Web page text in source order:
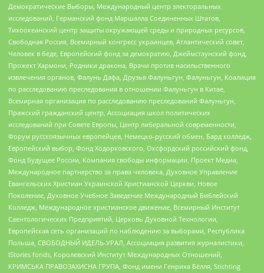
Демократические Выборы, Международный центр электоральных
исследований, Германский фонд Маршалла Соединенных Штатов,
Тихоокеанский центр защиты окружающей среды и природных ресурсов,
Свободная Россия, Всемирный конгресс украинцев, Атлантический совет,
Человек в беде, Европейский фонд за демократию, Джеймстаунский фонд,
Прожект Хармони, Родники дракона, Врачи против насильственного
извлечения органов, Фалунь Дафа, Друзья Фалуньгун, Фалуньгун, Коалиция
по расследованию преследования в отношении Фалуньгун в Китае,
Всемирная организация по расследованию преследований Фалуньгун,
Пражский гражданский центр, Ассоциация школ политических
исследований при Совете Европы, Центр либеральной современности,
Форум русскоязычных европейцев, Немецко-русский обмен, Бард колледж,
Европейский выбор, Фонд Ходорковского, Оксфордский российский фонд,
Фонд Будущее России, Компания свободы информации, Проект Медиа,
Международное партнерство за права человека, Духовное Управление
Евангельских Христиан Украинской Христианской Церкви, Новое
Поколение, Духовное Учебное Заведение Международный Библейский
Колледж, Международное христианское движение, Всемирный Институт
Саентологических Предприятий, Церковь Духовной Технологии,
Европейская сеть организаций по наблюдению за выборами, Республика
Польша, СВОБОДНЫЙ ИДЕЛЬ-УРАЛ, Ассоциация развития журналистики,
IStories fonds, Королевский Институт Международных Отношений,
КРИМСЬКА ПРАВОЗАХИСНА ГРУПА, Фонд имени Генриха Бёлля, Stichting